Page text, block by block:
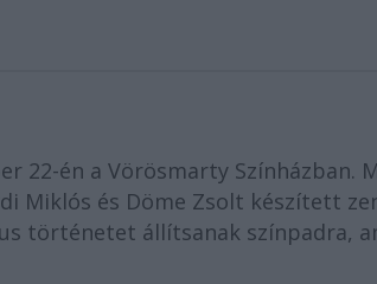
22-én a Vörösmarty Színházban.
Miklós és Döme Zsolt készített
történetet állítsanak színpadra,